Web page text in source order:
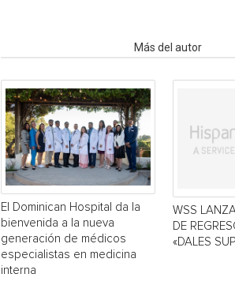
Más del autor
El Dominican Hospital da la
bienvenida a la nueva
generación de médicos
especialistas en medicina
interna
WSS
DE
«DALES